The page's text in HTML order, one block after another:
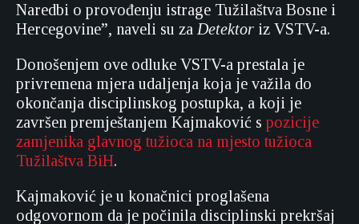
Naredbi o provođenju istrage Tužilaštva Bosne i
Hercegovine”, naveli su za Detektor iz VSTV-a.
Donošenjem ove odluke VSTV-a prestala je
privremena mjera udaljenja koja je važila do
okončanja disciplinskog postupka, a koji je
završen premještanjem Kajmaković s pozicije
zamjenika glavnog tužioca na mjesto tužioca
Tužilaštva BiH.
Kajmaković je u konačnici proglašena
odgovornom da je počinila disciplinski prekršaj